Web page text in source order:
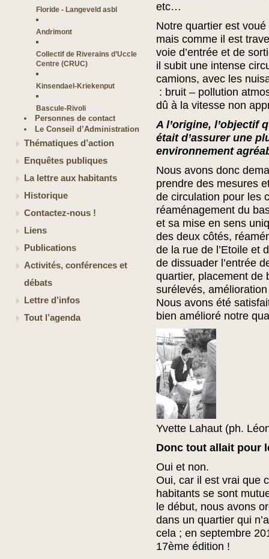
Floride - Langeveld asbl
Andrimont
Collectif de Riverains d’Uccle
Centre (CRUC)
Kinsendael-Kriekenput
Bascule-Rivoli
Personnes de contact
Le Conseil d’Administration
Thématiques d’action
Enquêtes publiques
La lettre aux habitants
Historique
Contactez-nous !
Liens
Publications
Activités, conférences et
débats
Lettre d’infos
Tout l’agenda
etc…
Notre quartier est
mais comme il est
voie d’entrée et de
il subit une intense
camions, avec les
: bruit – pollution
dû à la vitesse non
A l’origine, l’objectif
était d’assurer une
environnement
Nous avons donc
prendre des mesures
de circulation pour les
réaménagement du
et sa mise en sens
des deux côtés,
de la rue de l’Etoile et
de dissuader l’entrée
quartier, placement de
surélevés,
Nous avons été
bien amélioré notre
Yvette Lahaut (ph.
Donc tout allait pour
Oui et non.
Oui, car il est vrai que
habitants se sont
le début, nous avons
dans un quartier qui
cela ; en septembre
17ème édition !